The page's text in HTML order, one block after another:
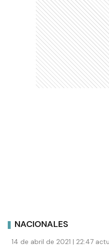
NACIONALES
14 de abril de 2021 | 22:47